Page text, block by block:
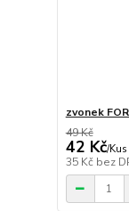
zvonek
49 Kč
42 Kč/Kus
35 Kč bez